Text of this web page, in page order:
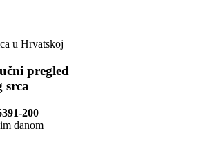
u Hrvatskoj
pregled
srca
200
danom